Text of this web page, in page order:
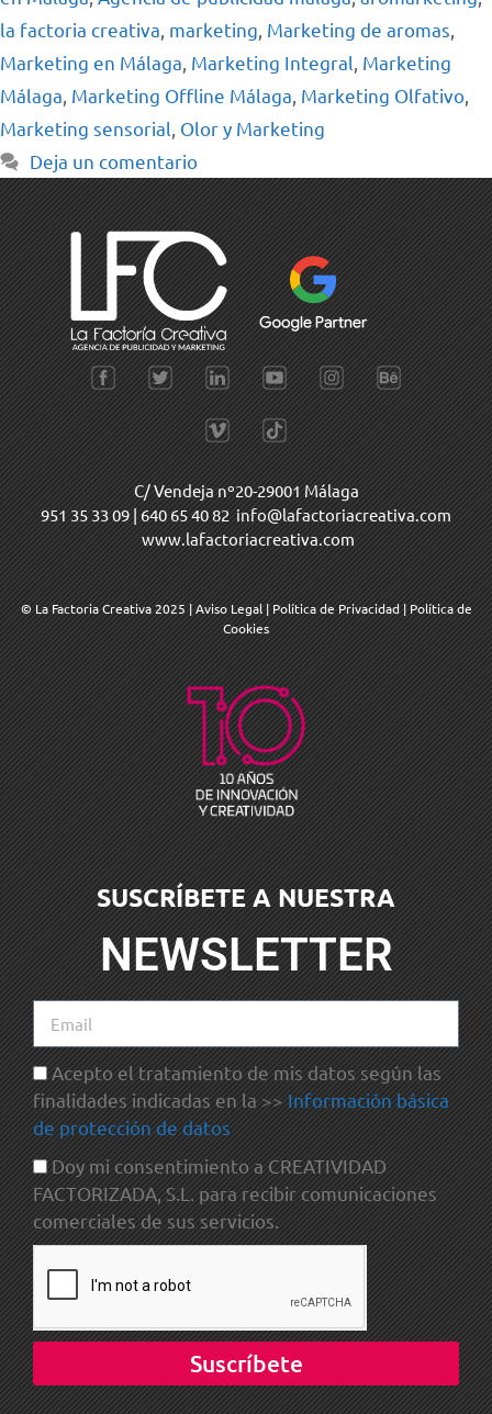
la factoria creativa, marketing, Marketing de aromas,
Marketing en Málaga, Marketing Integral, Marketing
Málaga, Marketing Offline Málaga, Marketing Olfativo,
Marketing sensorial, Olor y Marketing
Deja un comentario
C/ Vendeja nº20-29001 Málaga
951 35 33 09 | 640 65 40 82 info@lafactoriacreativa.com
www.lafactoriacreativa.com
© La Factoria Creativa 2025 |Aviso Legal | Política de Privacidad | Política de
Cookies
SUSCRÍBETE A NUESTRA
NEWSLETTER
Acepto el tratamiento de mis datos según las
finalidades indicadas en la >> Información básica
de protección de datos
Doy mi consentimiento a CREATIVIDAD
FACTORIZADA, S.L. para recibir comunicaciones
comerciales de sus servicios.
Suscríbete